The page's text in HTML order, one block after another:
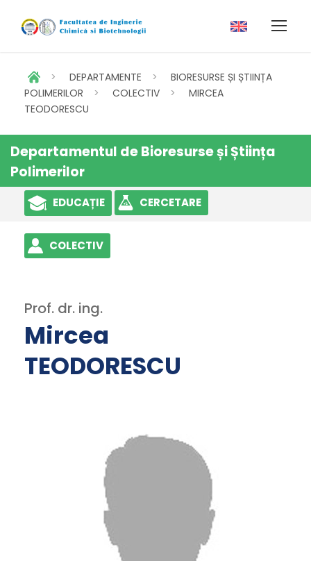
> DEPARTAMENTE >
BIORESURSE ȘI ȘTIINȚA
POLIMERILOR
> COLECTIV >
MIRCEA
TEODORESCU
Departamentul de Bioresurse și Știința
Polimerilor
EDUCAȚIE CERCETARE
COLECTIV
Prof. dr. ing.
Mircea
TEODORESCU